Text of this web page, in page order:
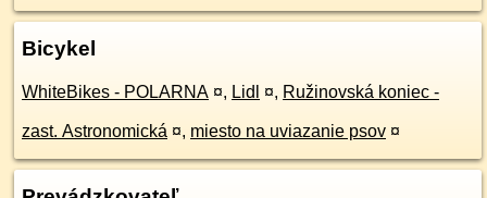
Bicykel
WhiteBikes - POLARNA ¤, Lidl ¤, Ružinovská koniec -
zast. Astronomická ¤, miesto na uviazanie psov ¤